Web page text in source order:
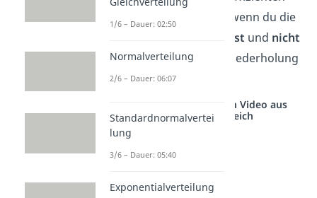
brauchst du immer dann, wenn du die
Reihenfolge nicht beachtest und nicht
zurücklegst(oder keine Wiederholung
erlaubt ist).
Studyflix vernetzt: Hier ein Video aus
einem anderen Bereich
1/6 – Dauer: 02:50
Normalverteilung
2/6 – Dauer: 06:07
Standardnormalvertei
lung
3/6 – Dauer: 05:40
Exponentialverteilung